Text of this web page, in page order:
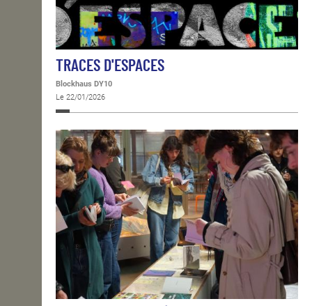
TRACES D'ESPACES
Blockhaus DY10
Le 22/01/2026